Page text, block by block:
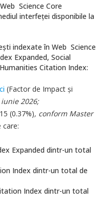
Science Core
interfeţei disponibile la
indexate în Web Science
Expanded, Social
Citation Index:
(Factor de Impact şi
2026;
(0.37%), conform Master
care:
Expanded dintr-un total
dintr-un total de
Index dintr-un total